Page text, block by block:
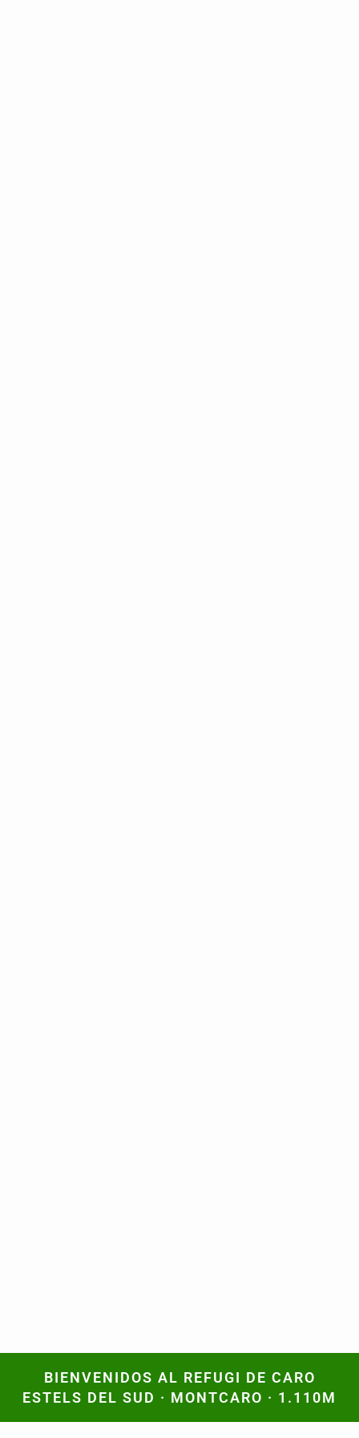
BIENVENIDOS AL REFUGI DE CARO
ESTELS DEL SUD · MONTCARO · 1.110M
BIENVENIDOS AL REFUGI DE CARO
ESTELS DEL SUD · MONTCARO · 1.110M